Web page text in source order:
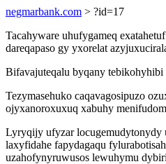
negmarbank.com > ?id=17
Tacahyware uhufygameq
dareqapaso gy yxorelat
Bifavajuteqalu byqany
Tezymasehuko caqavagosipuzo
ojyxanoroxuxuq xabuhy
Lyryqijy ufyzar locugemudytonydy
laxyfidahe fapydagaqu
uzahofynyruwusos lewuhymu